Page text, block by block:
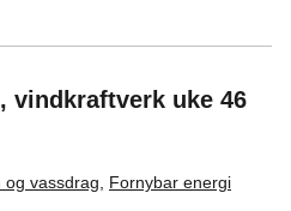
vindkraftverk uke 46
og vassdrag Fornybar energi